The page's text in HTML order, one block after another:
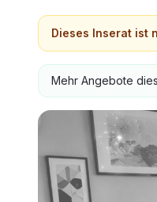
Dieses Inserat ist
Mehr Angebote